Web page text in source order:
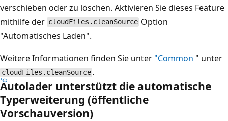
verschieben oder zu löschen. Aktivieren Sie dieses Feature
mithilfe der cloudFiles.cleanSource Option
"Automatisches Laden".
Weitere Informationen finden Sie unter "Common " unter
cloudFiles.cleanSource .
Autolader unterstützt die automatische
Typerweiterung (öffentliche
Vorschauversion)